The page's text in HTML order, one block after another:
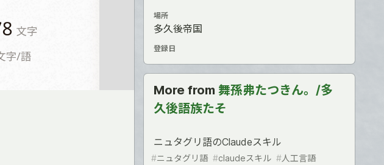
場所
多久後帝国
登録日
More from舞孫弗たつきん。/多
久後語族たそ
ニュタグリ語のClaudeスキル
#ニュタグリ語 #claudeスキル #人工言語